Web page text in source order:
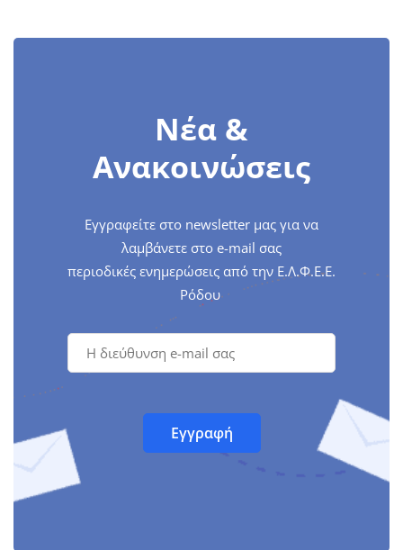
Νέα &
Ανακοινώσεις
Εγγραφείτε στο newsletter μας για να
λαμβάνετε στο e-mail σας
περιοδικές ενημερώσεις από την Ε.Λ.Φ.Ε.Ε.
Ρόδου